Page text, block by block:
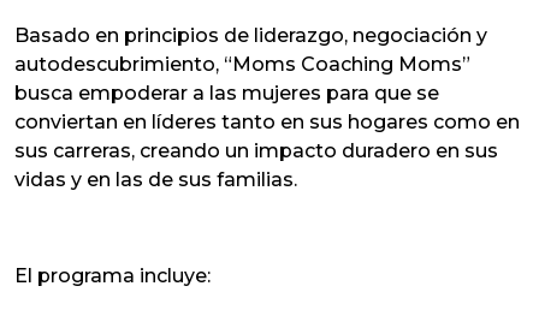
Basado en principios de liderazgo, negociación y
autodescubrimiento, “Moms Coaching Moms”
busca empoderar a las mujeres para que se
conviertan en líderes tanto en sus hogares como en
sus carreras, creando un impacto duradero en sus
vidas y en las de sus familias.
El programa incluye: